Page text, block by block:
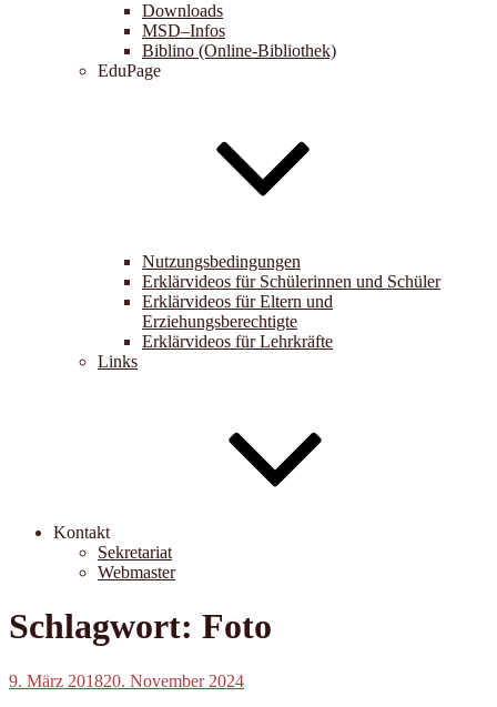
Downloads
MSD–Infos
Biblino (Online-Bibliothek)
EduPage
Nutzungsbedingungen
Erklärvideos für Schülerinnen und Schüler
Erklärvideos für Eltern und
Erziehungsberechtigte
Erklärvideos für Lehrkräfte
Links
Kontakt
Sekretariat
Webmaster
Schlagwort: Foto
Veröffentlicht
9. März 201820. November 2024